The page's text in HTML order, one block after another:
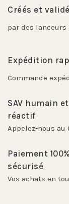
Créés et
par des
Expédition
Commande
SAV humain et
réactif
Appelez-nous au
Paiement 100%
sécurisé
Vos achats en